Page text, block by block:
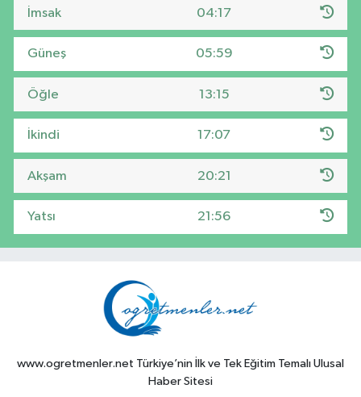
İmsak 04:17
Güneş 05:59
Öğle 13:15
İkindi 17:07
Akşam 20:21
Yatsı 21:56
www.ogretmenler.net Türkiye’nin İlk ve Tek Eğitim Temalı Ulusal
Haber Sitesi